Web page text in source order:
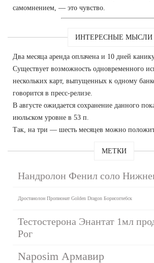
самомнением, — это чувство.
ИНТЕРЕСНЫЕ МЫСЛИ
Два месяца аренда оплачена и 10 дней
Существует возможность одновременного
нескольких карт, выпущенных к одному
говорится в пресс-релизе.
В августе ожидается сохранение данного
июльском уровне в 53 п.
Так, на три — шесть месяцев можно
МЕТКИ
Нандролон Фенил соло
Дростанолон Пропионат Golden Dragon Борисоглебск
Тестостерона Энантат 1мл
Рог
Naposim Армавир